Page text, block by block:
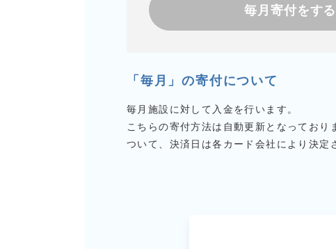
毎月寄付をする
「毎月」の寄付について
毎月施設に対して入金を行います。
こちらの寄付方法は自動更新となっており
ついて、決済日は各カード会社により決定